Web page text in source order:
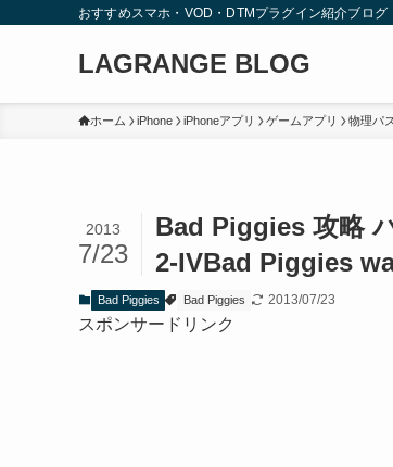
おすすめスマホ・VOD・DTMプラグイン紹介ブログ
LAGRANGE BLOG
ホーム iPhone iPhoneアプリ ゲームアプリ 物理パ
Bad Piggies 攻略
2-IVBad Piggies
2013
7/23
Bad Piggies Bad Piggies 2013/07/23
スポンサードリンク